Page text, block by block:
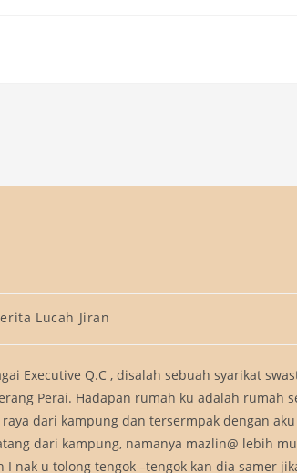
Lucah Jiran
Executive Q.C , disalah sebuah syarikat
Perai. Hadapan rumah ku adalah rumah
dari kampung dan tersermpak dengan
dari kampung, namanya mazlin@ lebih
nak u tolong tengok –tengok kan dia samer